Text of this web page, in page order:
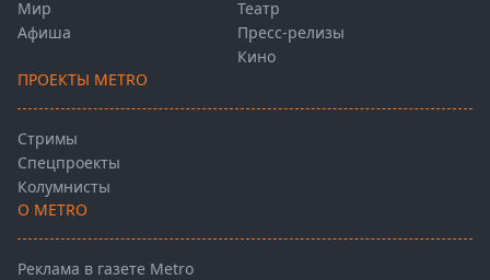
Мир
Афиша
Театр
Пресс-релизы
Кино
ПРОЕКТЫ METRO
Стримы
Спецпроекты
Колумнисты
О METRO
Реклама в газете Metro